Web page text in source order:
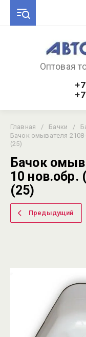
Оптовая
Главная / Бачки /
Бачок омывателя
(25)
Бачок
10 нов.обр.
(25)
Предыдущий